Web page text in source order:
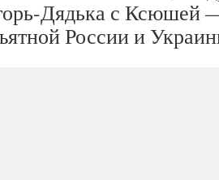
Дядька с Ксюшей
России и